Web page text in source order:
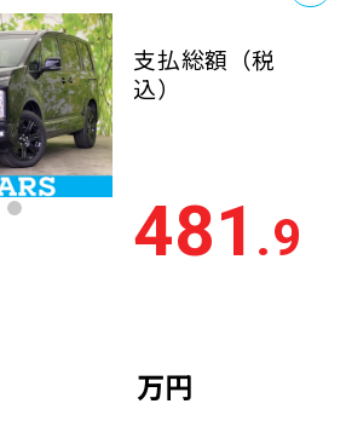
支払総額 （税
込）
481 .9
万円